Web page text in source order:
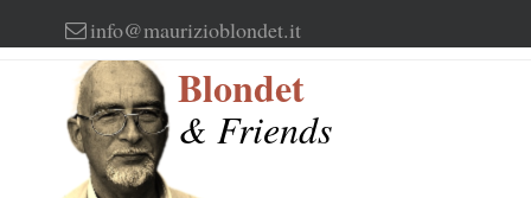
to
info@maurizioblondet.it
Blondet
& Friends